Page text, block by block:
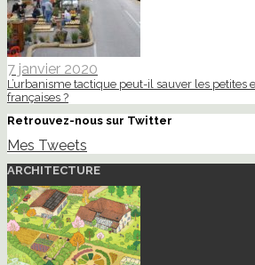
7 janvier 2020
L’urbanisme tactique peut-il sauver les petites
françaises ?
Retrouvez-nous sur Twitter
Mes Tweets
ARCHITECTURE